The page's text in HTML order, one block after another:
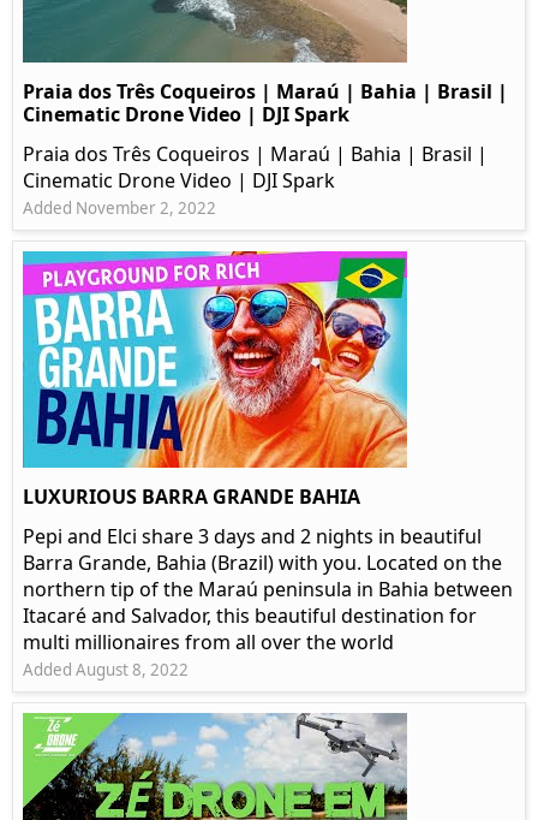
Praia dos Três Coqueiros | Maraú | Bahia | Brasil |
Cinematic Drone Video | DJI Spark
Praia dos Três Coqueiros | Maraú | Bahia | Brasil |
Cinematic Drone Video | DJI Spark
Added November 2, 2022
LUXURIOUS BARRA GRANDE BAHIA
Pepi and Elci share 3 days and 2 nights in beautiful
Barra Grande, Bahia (Brazil) with you. Located on the
northern tip of the Maraú peninsula in Bahia between
Itacaré and Salvador, this beautiful destination for
multi millionaires from all over the world
Added August 8, 2022